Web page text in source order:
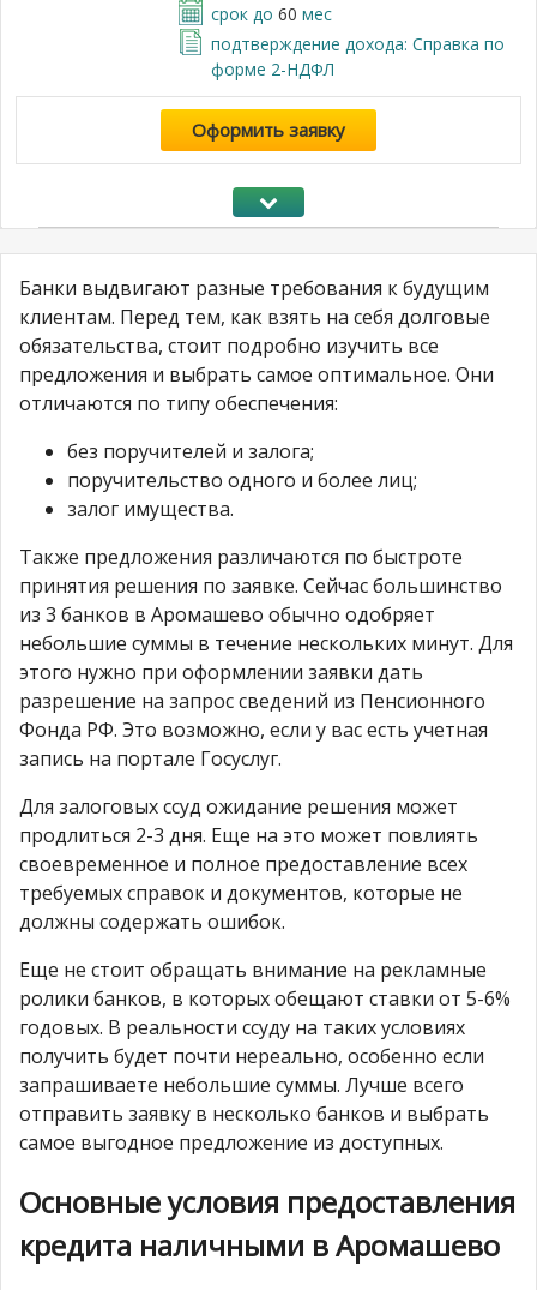
срок до 60 мес
подтверждение дохода: Справка по
форме 2-НДФЛ
Оформить заявку
Банки выдвигают разные требования к будущим
клиентам. Перед тем, как взять на себя долговые
обязательства, стоит подробно изучить все
предложения и выбрать самое оптимальное. Они
отличаются по типу обеспечения:
без поручителей и залога;
поручительство одного и более лиц;
залог имущества.
Также предложения различаются по быстроте
принятия решения по заявке. Сейчас большинство
из 3 банков в Аромашево обычно одобряет
небольшие суммы в течение нескольких минут. Для
этого нужно при оформлении заявки дать
разрешение на запрос сведений из Пенсионного
Фонда РФ. Это возможно, если у вас есть учетная
запись на портале Госуслуг.
Для залоговых ссуд ожидание решения может
продлиться 2-3 дня. Еще на это может повлиять
своевременное и полное предоставление всех
требуемых справок и документов, которые не
должны содержать ошибок.
Еще не стоит обращать внимание на рекламные
ролики банков, в которых обещают ставки от 5-6%
годовых. В реальности ссуду на таких условиях
получить будет почти нереально, особенно если
запрашиваете небольшие суммы. Лучше всего
отправить заявку в несколько банков и выбрать
самое выгодное предложение из доступных.
Основные условия предоставления
кредита наличными в Аромашево